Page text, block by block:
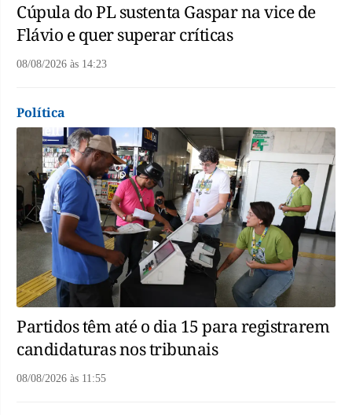
Cúpula do PL sustenta Gaspar na vice de
Flávio e quer superar críticas
08/08/2026 às 14:23
Política
Partidos têm até o dia 15 para registrarem
candidaturas nos tribunais
08/08/2026 às 11:55